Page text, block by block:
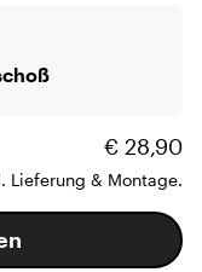
€ 28,90
Lieferung & Montage.